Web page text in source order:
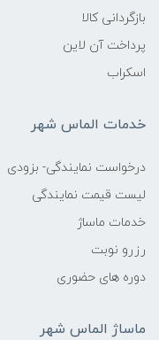
بازگردانی کالا
پرداخت آن لاین
اسکراب
خدمات الماس شهر
درخواست نمایندگی- بزودی
لیست قیمت نمایندگی
خدمات ماساژ
رزرو نوبت
دوره های حضوری
ماساژ الماس شهر